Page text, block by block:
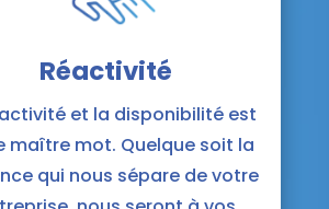
Réactivité
et la disponibilité est
maître mot. Quelque soit la
qui nous sépare de votre